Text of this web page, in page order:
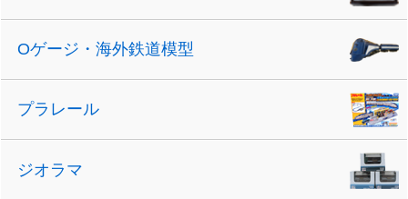
Oゲージ・海外鉄道模型
プラレール
ジオラマ